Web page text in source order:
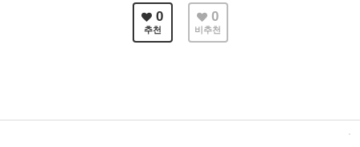
0
추천
0
비추천